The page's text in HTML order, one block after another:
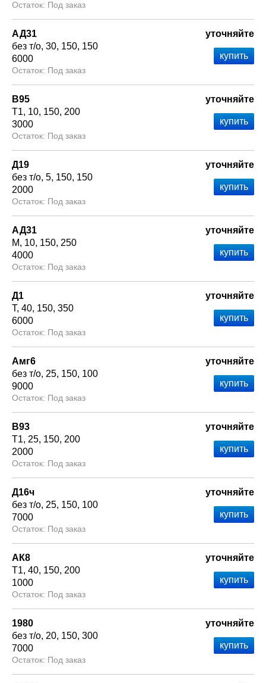
Под заказ
АД31
без т/о 30 150 150
6000
Под заказ
уточняйте
В95
Т1 10 150 200
3000
Под заказ
уточняйте
Д19
без т/о 5 150 150
2000
Под заказ
уточняйте
АД31
М
10 150 250
4000
Под заказ
уточняйте
Д1
Т 40 150 350
6000
Под заказ
уточняйте
Амг6
без т/о 25 150 100
9000
Под заказ
уточняйте
В93
Т1 25 150 200
2000
Под заказ
уточняйте
Д16ч
без т/о 25 150 100
7000
Под заказ
уточняйте
АК8
Т1 40 150 200
1000
Под заказ
уточняйте
1980
без т/о 20 150 300
7000
Под заказ
уточняйте